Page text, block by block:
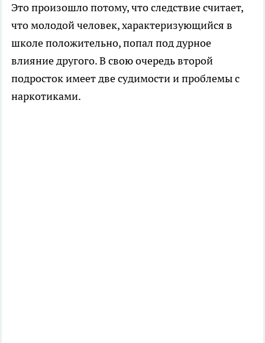
Это произошло потому, что следствие считает,
что молодой человек, характеризующийся в
школе положительно, попал под дурное
влияние другого. В свою очередь второй
подросток имеет две судимости и проблемы с
наркотиками.